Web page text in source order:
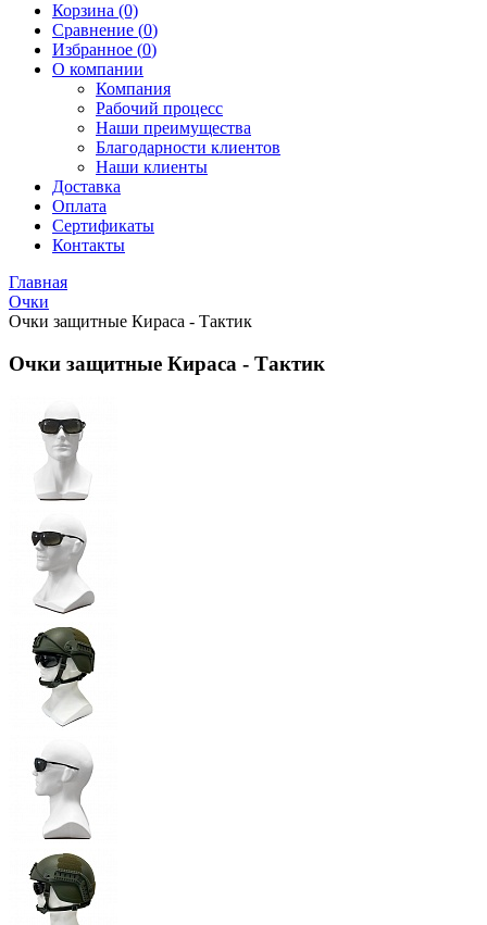
Корзина (0)
Сравнение (0)
Избранное (0)
О компании
Компания
Рабочий процесс
Наши преимущества
Благодарности клиентов
Наши клиенты
Доставка
Оплата
Сертификаты
Контакты
Главная
Очки
Очки защитные Кираса - Тактик
Очки защитные Кираса - Тактик